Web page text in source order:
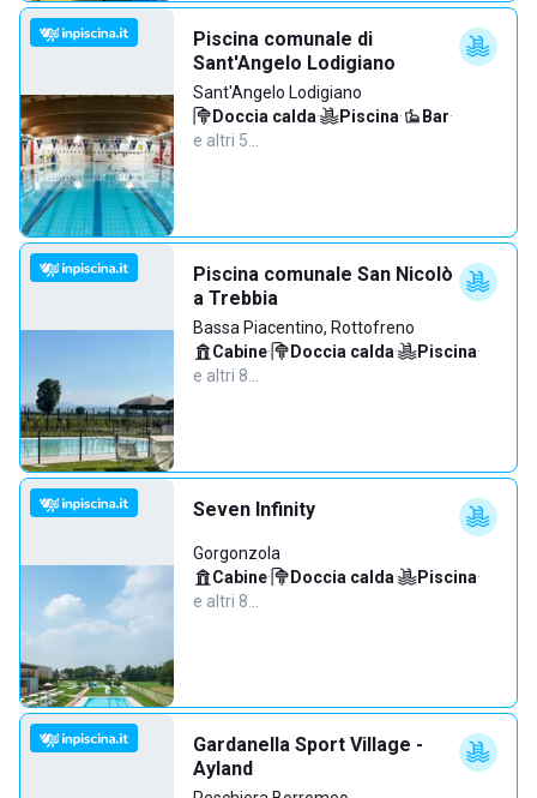
Piscina comunale di
Sant'Angelo Lodigiano
Sant'Angelo Lodigiano
Doccia calda· Piscina· Bar·
e altri 5…
Piscina comunale San Nicolò
a Trebbia
Bassa Piacentino, Rottofreno
Cabine· Doccia calda· Piscina·
e altri 8…
Seven Infinity
Gorgonzola
Cabine· Doccia calda· Piscina·
e altri 8…
Gardanella Sport Village -
Ayland